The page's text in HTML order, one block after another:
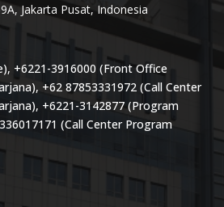
Jakarta Pusat, Indonesia
+6221-3916000 (Front Office
+62 87853331972 (Call Center
+6221-3142877 (Program
(Call Center Program